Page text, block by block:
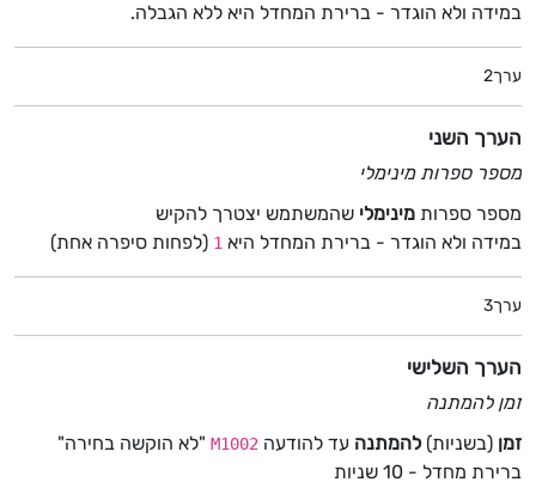
במידה ולא הוגדר - ברירת המחדל היא ללא הגבלה.
ערך2
הערך השני
מספר ספרות מינימלי
מספר ספרות מינימלי שהמשתמש יצטרך להקיש
במידה ולא הוגדר - ברירת המחדל היא 1 (לפחות סיפרה אחת)
ערך3
הערך השלישי
זמן להמתנה
זמן (בשניות)להמתנה עד להודעה M1002 "לא הוקשה בחירה"
ברירת מחדל - 10 שניות